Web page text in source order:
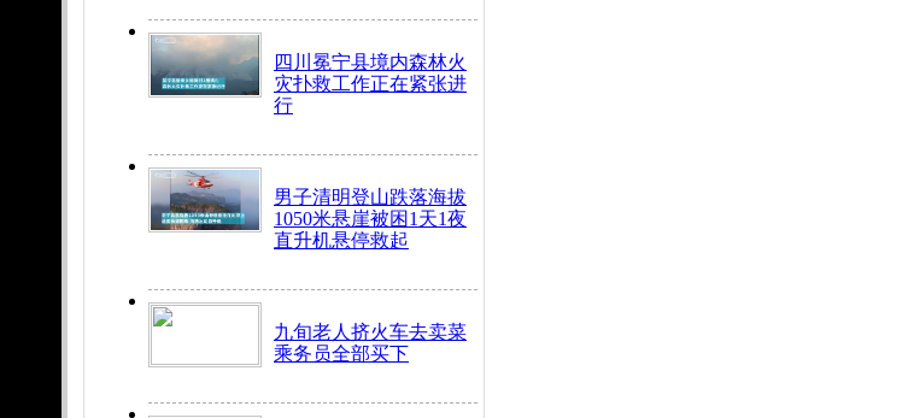
四川冕宁县境内森林火
灾扑救工作正在紧张进
行
男子清明登山跌落海拔
1050米悬崖被困1天1夜
直升机悬停救起
九旬老人挤火车去卖菜
乘务员全部买下